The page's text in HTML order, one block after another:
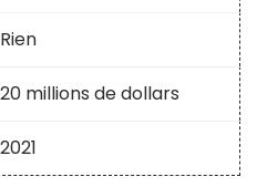
Rien
20 millions de dollars
2021